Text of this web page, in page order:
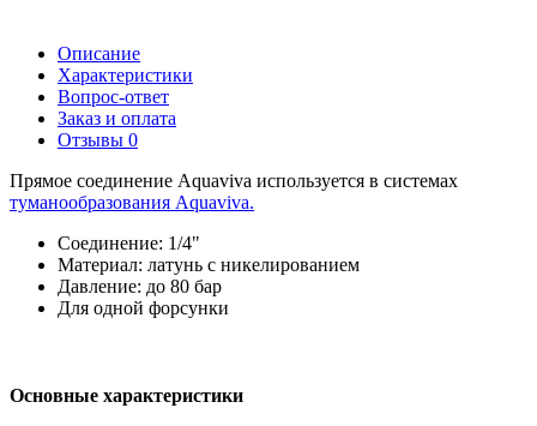
Описание
Характеристики
Вопрос-ответ
Заказ и оплата
Отзывы 0
Прямое соединение Aquaviva используется в системах
туманообразования Aquaviva.
Соединение: 1/4"
Материал: латунь с никелированием
Давление: до 80 бар
Для одной форсунки
Основные характеристики